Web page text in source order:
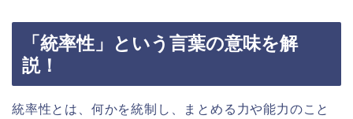
「統率性」という言葉の意味を解
説！
統率性とは、何かを統制し、まとめる力や能力のこと